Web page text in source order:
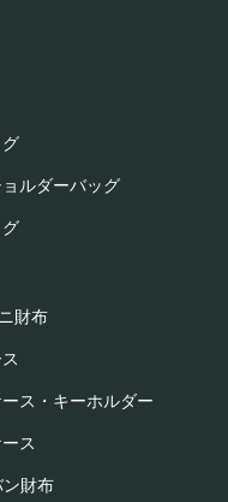
グ
ョルダーバッグ
財布
ス・キーホルダー
ス
ン財布